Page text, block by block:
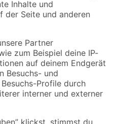
Versandarten